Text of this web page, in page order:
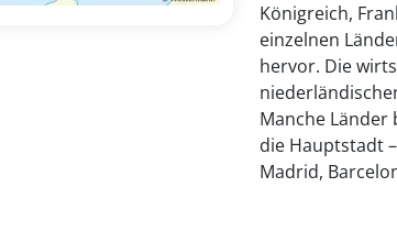
Königreich,
einzelnen
hervor. Die
Manche
die Hauptstadt
Madrid,